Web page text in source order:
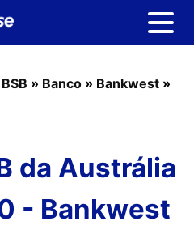
» Banco » Bankwest »
da Austrália
- Bankwest